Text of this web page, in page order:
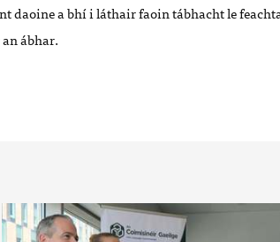
daoine a bhí i láthair faoin tábhacht le
ábhar.